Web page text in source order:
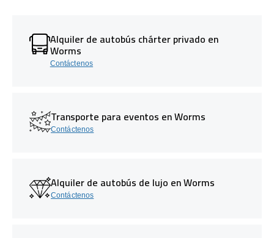
Alquiler de autobús chárter privado en
Worms
Contáctenos
Transporte para eventos en Worms
Contáctenos
Alquiler de autobús de lujo en Worms
Contáctenos